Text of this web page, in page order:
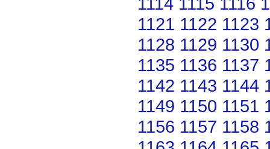
1121 1122 1123
1128 1129 1130
1135 1136 1137
1142 1143 1144
1149 1150 1151
1156 1157 1158